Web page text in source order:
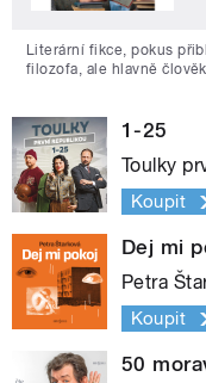
Literární fikce, pokus
filozofa, ale hlavně
1-25
Toulky
Koupit
Dej mi
Petra
Koupit
50